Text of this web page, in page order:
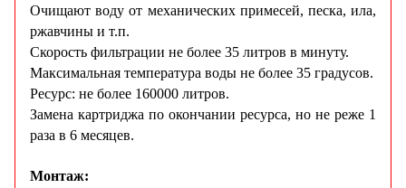
Очищают воду от механических примесей, песка, ила,
ржавчины и т.п.
Скорость фильтрации не более 35 литров в минуту.
Максимальная температура воды не более 35 градусов.
Ресурс: не более 160000 литров.
Замена картриджа по окончании ресурса, но не реже 1
раза в 6 месяцев.
Монтаж: